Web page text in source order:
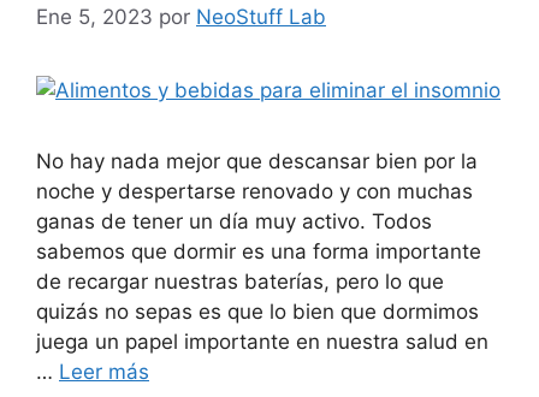
Ene 5, 2023 por NeoStuff Lab
No hay nada mejor que descansar bien por la
noche y despertarse renovado y con muchas
ganas de tener un día muy activo. Todos
sabemos que dormir es una forma importante
de recargar nuestras baterías, pero lo que
quizás no sepas es que lo bien que dormimos
juega un papel importante en nuestra salud en
… Leer más